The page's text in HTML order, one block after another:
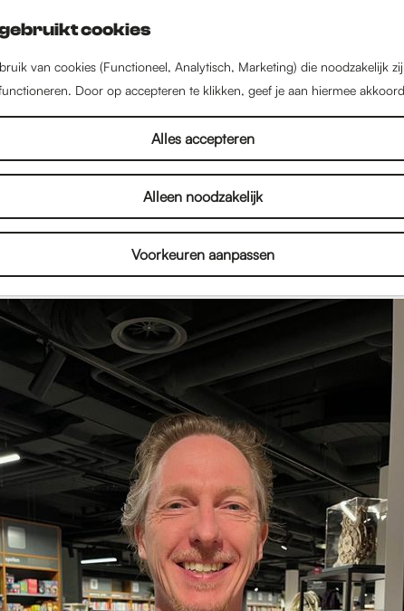
cookies
van cookies (Functioneel, Analytisch, Marketing) die noodzakelijk
Door op accepteren te klikken, geef je aan hiermee
Alles accepteren
Alleen noodzakelijk
Voorkeuren aanpassen
Bio: William Remmers
is boekverkoper bij Dekker v.d. Vegt in
in het boekenvak. Hij is zijn hele leven al
SF en Fantasy in boeken, films en games.